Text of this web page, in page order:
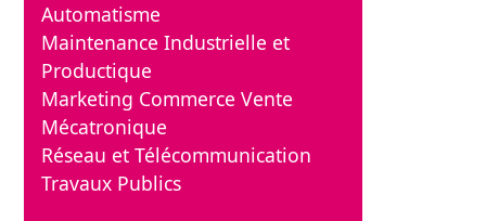
Automatisme
Maintenance Industrielle et
Productique
Marketing Commerce Vente
Mécatronique
Réseau et Télécommunication
Travaux Publics